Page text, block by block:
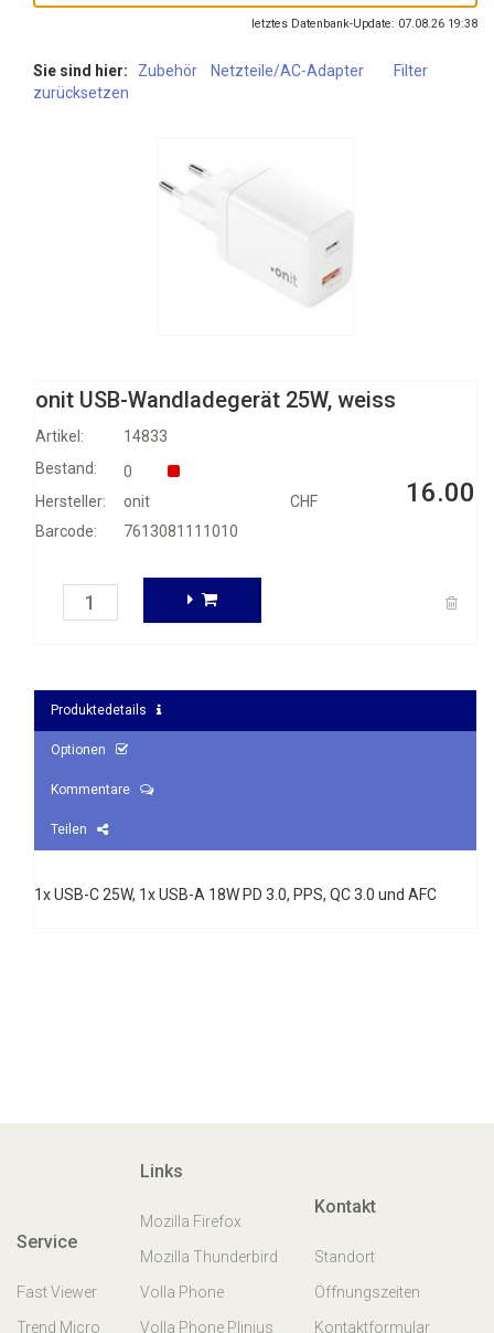
letztes Datenbank-Update: 07.08.26 19:38
Sie sind hier: Zubehör Netzteile/AC-Adapter
Filter
zurücksetzen
onit USB-Wandladegerät 25W, weiss
Artikel: 14833
CHF 16.00
Bestand:
0
Hersteller:
onit
Barcode:
7613081111010
Produktedetails
Optionen
Kommentare
Teilen
1x USB-C 25W, 1x USB-A 18W PD 3.0, PPS, QC 3.0 und AFC
Service
Fast Viewer
Trend Micro
Links
Mozilla Firefox
Mozilla Thunderbird
Volla Phone
Volla Phone Plinius
Kontakt
Standort
Öffnungszeiten
Kontaktformular